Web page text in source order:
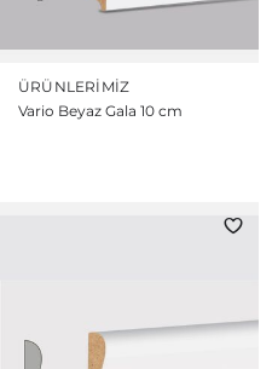
ÜRÜNLERIMIZ
Vario Beyaz Gala 10 cm